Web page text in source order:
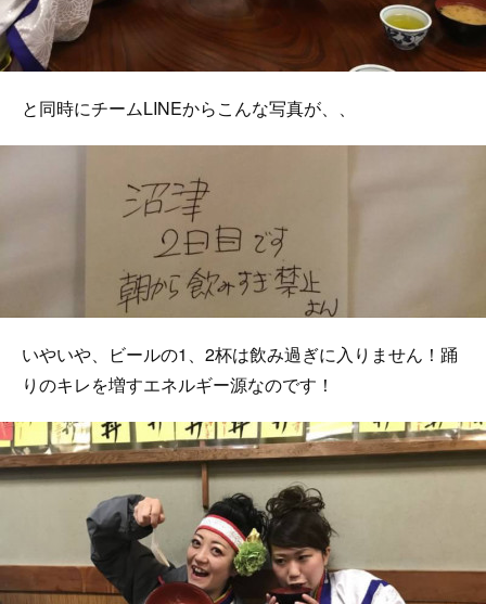
と同時にチームLINEからこんな写真が、、
いやいや、ビールの1、2杯は飲み過ぎに入りません！踊
りのキレを増すエネルギー源なのです！